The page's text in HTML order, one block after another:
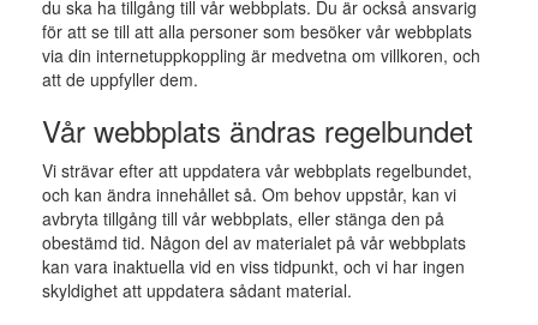
du ska ha tillgång till vår webbplats. Du är också ansvarig
för att se till att alla personer som besöker vår webbplats
via din internetuppkoppling är medvetna om villkoren, och
att de uppfyller dem.
Vår webbplats ändras regelbundet
Vi strävar efter att uppdatera vår webbplats regelbundet,
och kan ändra innehållet så. Om behov uppstår, kan vi
avbryta tillgång till vår webbplats, eller stänga den på
obestämd tid. Någon del av materialet på vår webbplats
kan vara inaktuella vid en viss tidpunkt, och vi har ingen
skyldighet att uppdatera sådant material.